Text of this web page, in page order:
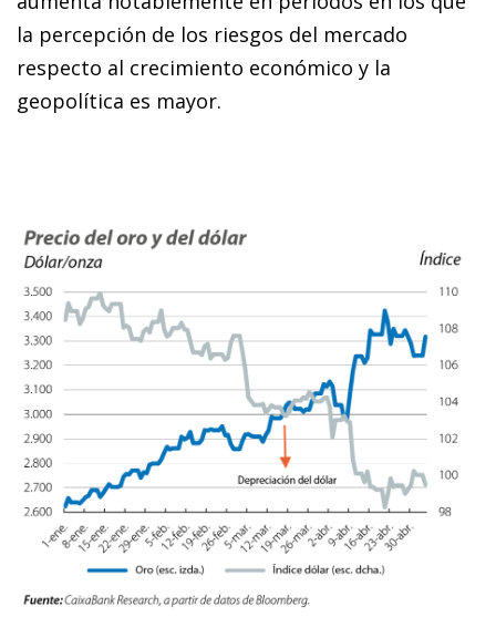
la percepción de los riesgos del mercado
respecto al crecimiento económico y la
geopolítica es mayor.